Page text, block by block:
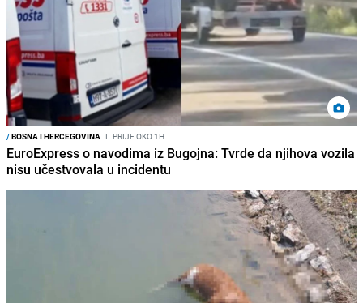
/BOSNA I HERCEGOVINA I PRIJE OKO 1H
EuroExpress o navodima iz Bugojna: Tvrde da njihova vozila
nisu učestvovala u incidentu